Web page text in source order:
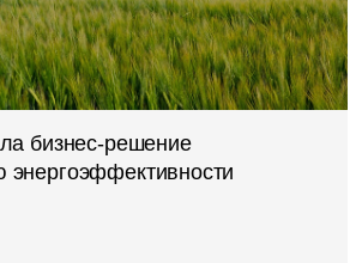
бизнес-решение